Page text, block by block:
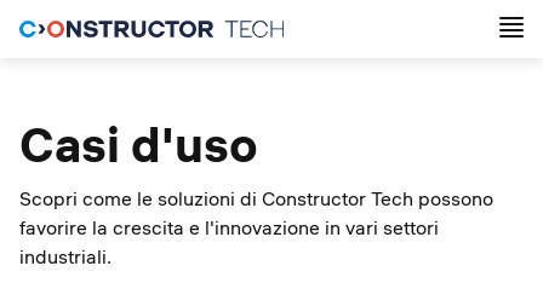
Casi d'uso
Scopri come le soluzioni di Constructor Tech possono
favorire la crescita e l'innovazione in vari settori
industriali.